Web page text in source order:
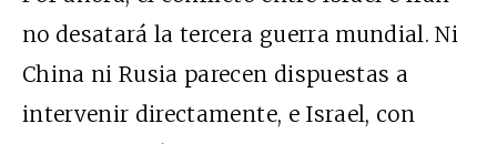
no desatará la tercera guerra mundial. Ni
China ni Rusia parecen dispuestas a
intervenir directamente, e Israel, con